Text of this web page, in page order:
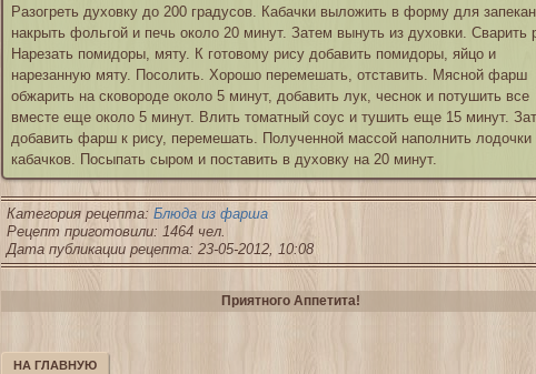
Разогреть духовку до 200 градусов. Кабачки выложить в форму для
накрыть фольгой и печь около 20 минут. Затем вынуть из духовки. Сварить
Нарезать помидоры, мяту. К готовому рису добавить помидоры, яйцо и
нарезанную мяту. Посолить. Хорошо перемешать, отставить. Мясной фарш
обжарить на сковороде около 5 минут, добавить лук, чеснок и потушить все
вместе еще около 5 минут. Влить томатный соус и тушить еще 15 минут.
добавить фарш к рису, перемешать. Полученной массой наполнить лодочки
кабачков. Посыпать сыром и поставить в духовку на 20 минут.
Категория рецепта: Блюда из фарша
Рецепт приготовили: 1464 чел.
Дата публикации рецепта: 23-05-2012, 10:08
Приятного Аппетита!
НА ГЛАВНУЮ